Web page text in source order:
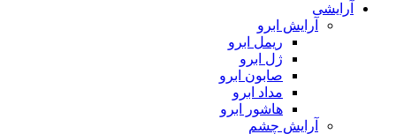
آرایشی
آرایش ابرو
ریمل ابرو
ژل ابرو
صابون ابرو
مداد ابرو
هاشور ابرو
آرایش چشم